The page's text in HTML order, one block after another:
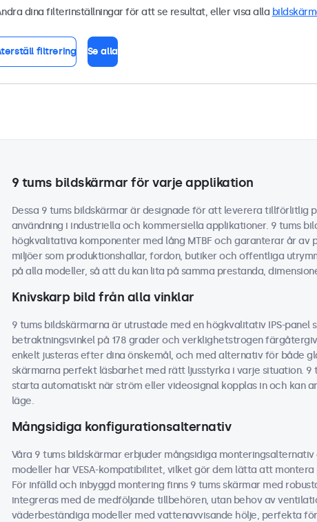
dina filterinställningar för att se resultat, eller visa alla
filtrering Se alla
9 tums bildskärmar för varje applikation
Dessa 9 tums bildskärmar är designade för att leverera tillförlitlig
användning i industriella och kommersiella applikationer. 9 tums
högkvalitativa komponenter med lång MTBF och garanterar år av
miljöer som produktionshallar, fordon, butiker och offentliga
på alla modeller, så att du kan lita på samma prestanda,
Knivskarp bild från alla vinklar
9 tums bildskärmarna är utrustade med en högkvalitativ IPS-panel
betraktningsvinkel på 178 grader och verklighetstrogen
enkelt justeras efter dina önskemål, och med alternativ för både
skärmarna perfekt läsbarhet med rätt ljusstyrka i varje situation. 9
starta automatiskt när ström eller videosignal kopplas in och kan
läge.
Mångsidiga konfigurationsalternativ
Våra 9 tums bildskärmar erbjuder mångsidiga
modeller har VESA-kompatibilitet, vilket gör dem lätta att
För infälld och inbyggd montering finns 9 tums skärmar med
integreras med de medföljande tillbehören, utan behov av
väderbeständiga modeller med vattenavvisande hölje, perfekta